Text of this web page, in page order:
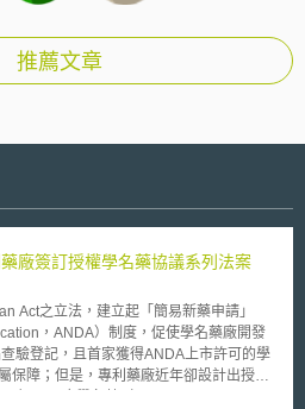
推薦文章
廠簽訂授權學名藥協議系列法案
之立法，建立起「簡易新藥申請」
，ANDA）制度，促使學名藥廠開發
驗登記，且首家獲得ANDA上市許可的學
保障；但是，專利藥廠近年卻設計出授權